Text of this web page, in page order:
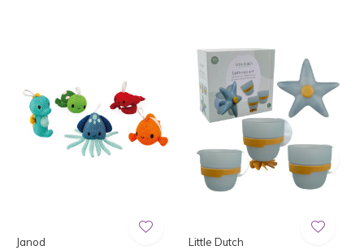
Janod Little Dutch